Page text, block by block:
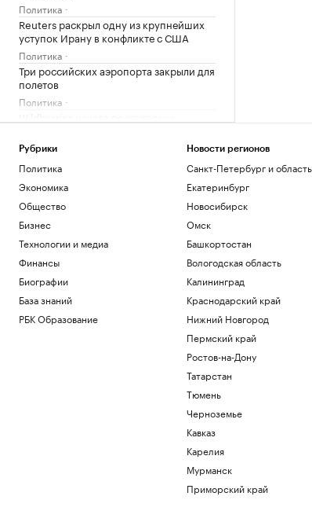
Политика
Reuters раскрыл одну из крупнейших
уступок Ирану в конфликте с США
Политика
Три российских аэропорта закрыли для
полетов
Политика
Wildberries начала подготовку к
Технологии и медиа
США потребуют от ряда иммигрантов
залоги до $250 тыс. для получения виз
Политика
Adidas извинился за обилие розовых
бутс на ЧМ-26, назвав это совпадением
Спорт
Игрока «Зенита» госпитализировали
после удара локтем в матче Кубка
России
Спорт
Росстандарт запретил продажу
некоторых грузовиков Dongfeng и
Затраты на строительство ТЭС для
БАМа и Сухого Лога выросли на треть
Рубрики
Политика
Экономика
Общество
Бизнес
Технологии и медиа
Финансы
Биографии
База знаний
РБК Образование
Новости регионов
Санкт-Петербург и область
Екатеринбург
Новосибирск
Омск
Башкортостан
Вологодская область
Калининград
Краснодарский край
Нижний Новгород
Пермский край
Ростов-на-Дону
Татарстан
Тюмень
Черноземье
Кавказ
Карелия
Мурманск
Приморский край